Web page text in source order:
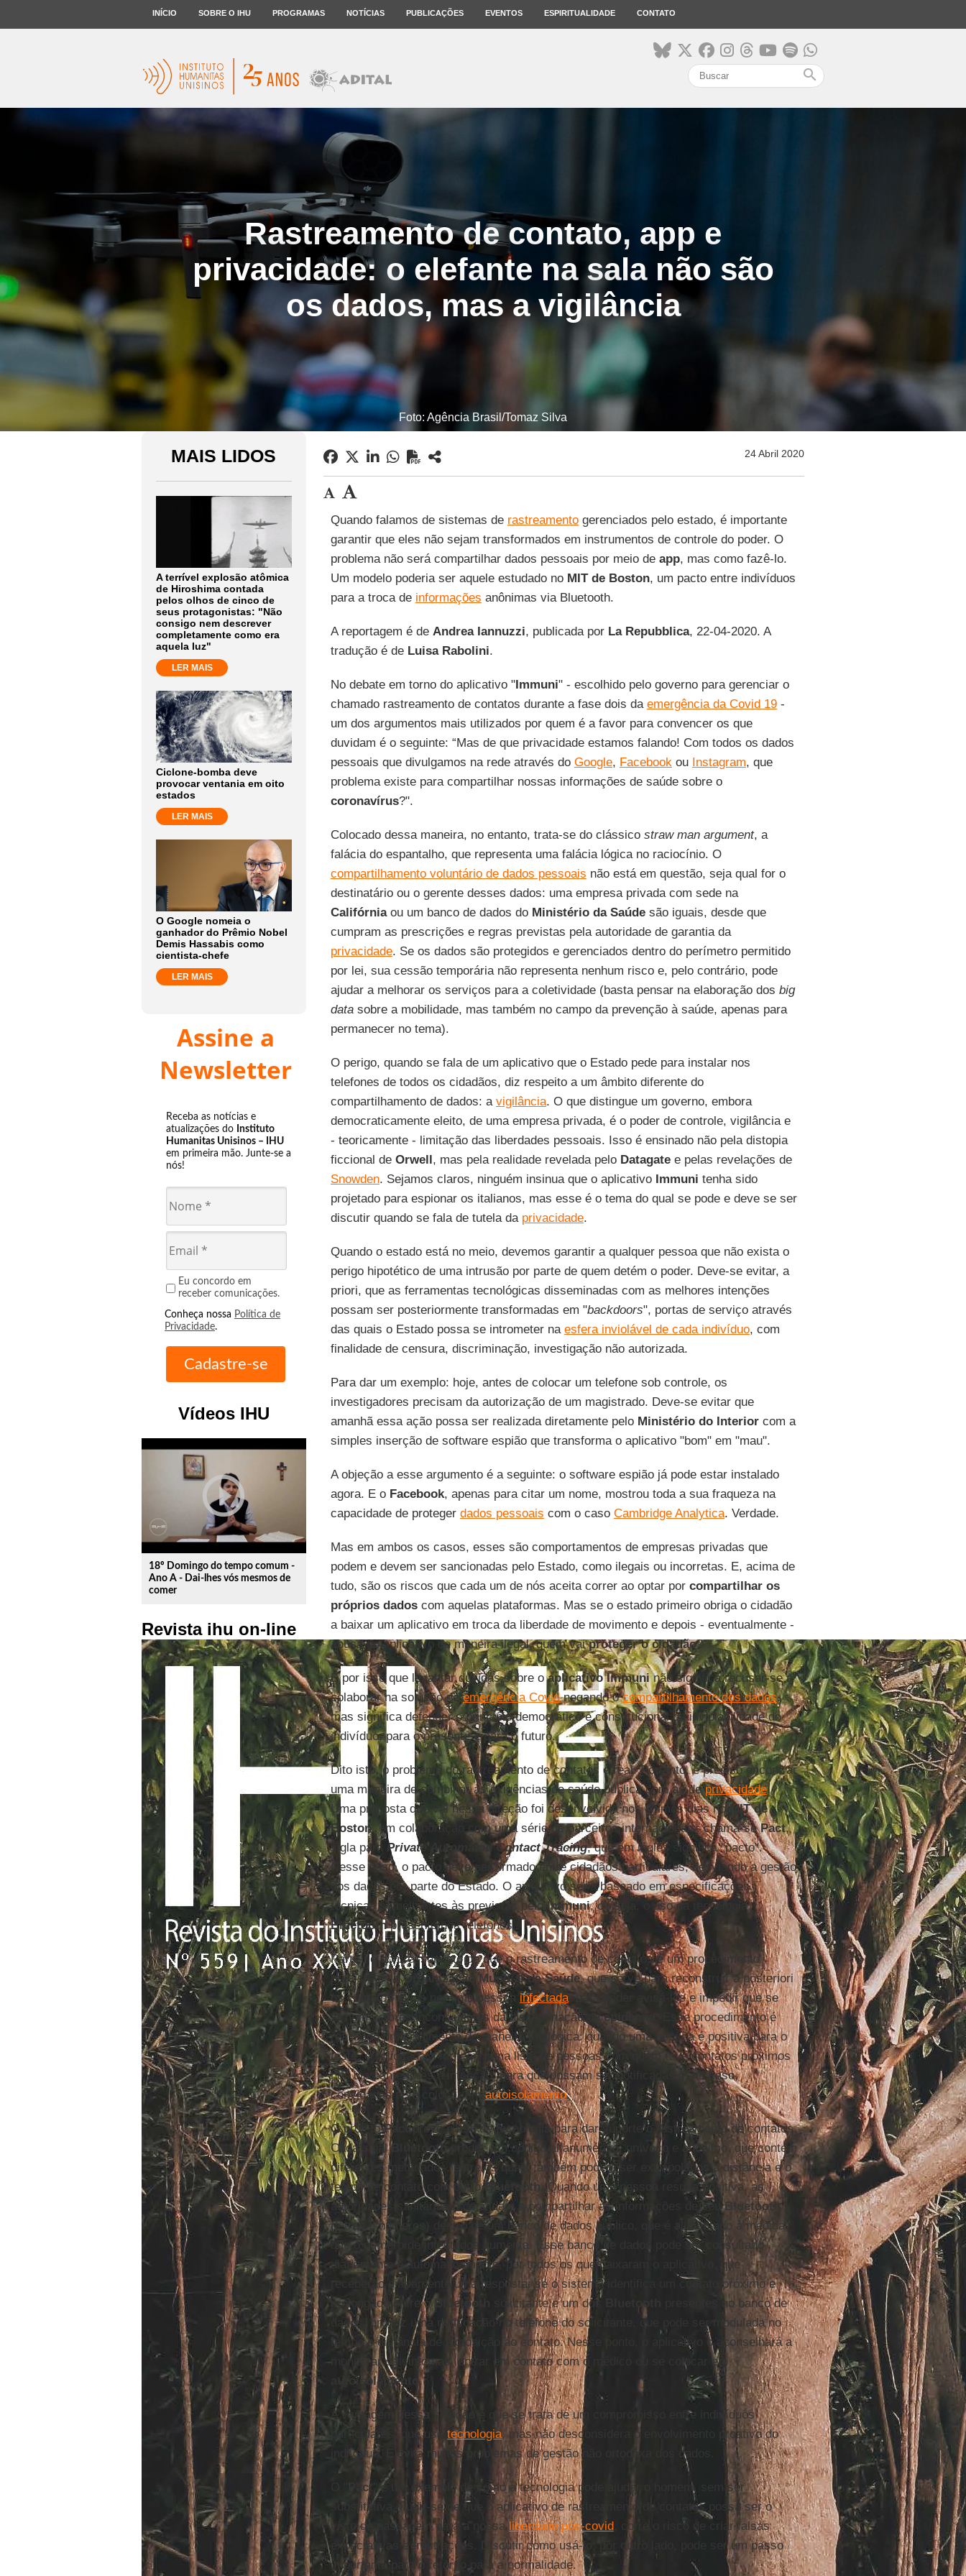
INÍCIO SOBRE O IHU PROGRAMAS NOTÍCIAS PUBLICAÇÕES EVENTOS ESPIRITUALIDADE CONTATO
search
Rastreamento de contato, app e
privacidade: o elefante na sala não são
os dados, mas a vigilância
Foto: Agência Brasil/Tomaz Silva
MAIS LIDOS
A terrível explosão atômica
de Hiroshima contada
pelos olhos de cinco de
seus protagonistas: "Não
consigo nem descrever
completamente como era
aquela luz"
LER MAIS
Ciclone-bomba deve
provocar ventania em oito
estados
LER MAIS
O Google nomeia o
ganhador do Prêmio Nobel
Demis Hassabis como
cientista-chefe
LER MAIS
Assine a
Newsletter
Receba as notícias e
atualizações do Instituto
Humanitas Unisinos – IHU
em primeira mão. Junte-se a
nós!
Eu concordo em
receber comunicações.
Conheça nossa Política de
Privacidade.
Vídeos IHU
play_circle_outline
18º Domingo do tempo comum -
Ano A - Dai-lhes vós mesmos de
comer
Revista ihu on-line
24 Abril 2020
Quando falamos de sistemas de rastreamentogerenciados pelo estado, é importante
garantir que eles não sejam transformados em instrumentos de controle do poder. O
problema não será compartilhar dados pessoais por meio de app, mas como fazê-lo.
Um modelo poderia ser aquele estudado no MIT de Boston, um pacto entre indivíduos
para a troca de informações anônimas via Bluetooth.
A reportagem é de Andrea Iannuzzi, publicada por La Repubblica, 22-04-2020. A
tradução é de Luisa Rabolini.
No debate em torno do aplicativo "Immuni" - escolhido pelo governo para gerenciar o
chamado rastreamento de contatos durante a fase dois da emergência da Covid 19-
um dos argumentos mais utilizados por quem é a favor para convencer os que
duvidam é o seguinte: “Mas de que privacidade estamos falando! Com todos os dados
pessoais que divulgamos na rede através do Google, Facebookou Instagram, que
problema existe para compartilhar nossas informações de saúde sobre o
coronavírus?".
Colocado dessa maneira, no entanto, trata-se do clássico straw man argument, a
falácia do espantalho, que representa uma falácia lógica no raciocínio. O
compartilhamento voluntário de dados pessoais não está em questão, seja qual for o
destinatário ou o gerente desses dados: uma empresa privada com sede na
Califórniaou um banco de dados do Ministério da Saúdesão iguais, desde que
cumpram as prescrições e regras previstas pela autoridade de garantia da
privacidade. Se os dados são protegidos e gerenciados dentro do perímetro permitido
por lei, sua cessão temporária não representa nenhum risco e, pelo contrário, pode
ajudar a melhorar os serviços para a coletividade (basta pensar na elaboração dos big
datasobre a mobilidade, mas também no campo da prevenção à saúde, apenas para
permanecer no tema).
O perigo, quando se fala de um aplicativo que o Estado pede para instalar nos
telefones de todos os cidadãos, diz respeito a um âmbito diferente do
compartilhamento de dados: a vigilância. O que distingue um governo, embora
democraticamente eleito, de uma empresa privada, é o poder de controle, vigilância e
- teoricamente - limitação das liberdades pessoais. Isso é ensinado não pela distopia
ficcional de Orwell, mas pela realidade revelada pelo Datagatee pelas revelações de
Snowden. Sejamos claros, ninguém insinua que o aplicativo Immuni tenha sido
projetado para espionar os italianos, mas esse é o tema do qual se pode e deve se ser
discutir quando se fala de tutela da privacidade.
Quando o estado está no meio, devemos garantir a qualquer pessoa que não exista o
perigo hipotético de uma intrusão por parte de quem detém o poder. Deve-se evitar, a
priori, que as ferramentas tecnológicas disseminadas com as melhores intenções
possam ser posteriormente transformadas em "backdoors", portas de serviço através
das quais o Estado possa se intrometer na esfera inviolável de cada indivíduo, com
finalidade de censura, discriminação, investigação não autorizada.
Para dar um exemplo: hoje, antes de colocar um telefone sob controle, os
investigadores precisam da autorização de um magistrado. Deve-se evitar que
amanhã essa ação possa ser realizada diretamente pelo Ministério do Interiorcom a
simples inserção de software espião que transforma o aplicativo "bom" em "mau".
A objeção a esse argumento é a seguinte: o software espião já pode estar instalado
agora. E o Facebook, apenas para citar um nome, mostrou toda a sua fraqueza na
capacidade de proteger dados pessoais com o caso Cambridge Analytica. Verdade.
Mas em ambos os casos, esses são comportamentos de empresas privadas que
podem e devem ser sancionadas pelo Estado, como ilegais ou incorretas. E, acima de
tudo, são os riscos que cada um de nós aceita correr ao optar por compartilhar os
próprios dadoscom aquelas plataformas. Mas se o estado primeiro obriga o cidadão
a baixar um aplicativo em troca da liberdade de movimento e depois - eventualmente -
abusa do aplicativo de maneira ilegal, quem vaiproteger o cidadão?
É por isso que levantar dúvidas sobre oaplicativo Immuninão significa recusar-se a
colaborar na solução deemergência Covidnegando ocompartilhamento dos dados,
mas significa defender o princípio democrático e constitucional da inviolabilidade do
indivíduo, para o presente e para o futuro.
Dito isto, o problema do rastreamento de contatos é real. Portanto, é preciso encontrar
uma maneira de combinar as exigências de saúde pública com as deprivacidade.
Uma proposta que vai nessa direção foi desenvolvida nos últimos dias noMIT de
Boston, em colaboração com uma série de parceiros internacionais: chama-sePact,
sigla para Private Automated Contact Tracing, que em inglês significa "pacto".
Nesse caso, o pacto deve ser firmado entre cidadãos particulares, desviando a gestão
dos dados por parte do Estado. O aplicativo seria baseado em especificações
técnicas semelhantes às previstas peloImmuni, ou seja, o uso da tecnologia
Bluetoothpresente nos telefones.
Parte-se do pressuposto de que o rastreamento de contatos é um procedimento
previsto pelaOrganização Mundial da Saúde, que serve para reconstruir a posteriori
os contatos feitos por uma pessoa infectada, para poder avisá-los e impedir que se
tornem vetores inconscientes da disseminação daepidemia
. Esse procedimento é
realizado principalmente de maneira analógica: quando uma pessoa é positiva para o
teste, é solicitada a fornecer uma lista de pessoas com quem teve contatos próximos
nos dias anteriores à infecção, para que possam ser notificadas e, no caso,
convidadas a se colocar emautoisolamento.
O projetoPactprevê o uso de tecnologia para dar suporte o rastreamento de contatos.
Cada sinalBluetoothproduz um código alfanumérico, unívoco e anônimo, que contém
diferentes metadados, entre os quais também podem ser extrapolados a distância e o
tempo de contato com outroBluetooth. Quando uma pessoa resulta positiva, as
autoridades sanitárias o convidam a compartilhar as informações de seuBluetooth
(letras e números) dentro de um banco de dados público, que é alimentado à medida
que o número de infectados aumenta. Esse banco de dados pode ser consultado,
diariamente e automaticamente, por todos os que baixaram o aplicativo, que
receberão diariamente uma resposta: se o sistema identifica um contato próximo e
prolongado entre oBluetooth solicitante e um dos Bluetooth
presentes no banco de
dados, produz uma notificação no telefone do solicitante, que pode ser modulada no
tempo e distância de exposição ao contato. Nesse ponto, o aplicativo o aconselhará a
monitorar os sintomas, entrar em contato com o médico ou se colocar em
autoisolamento.
A vantagem dessa solução é que se trata de um compromisso entre indivíduos
particulares, que usa tecnologia, mas não desconsidera o envolvimento proativo do
indivíduo. E evita muitos problemas de gestão não ortodoxa dos dados.
Pact " é um exemplo de como a tecnologia pode ajudar o homem, sem ser
substitutiva. Iludir-se de que o aplicativo de rastreamento de contatos possa ser o
visto de passagem para a nossaliberdade pós-covid, corre o risco de criar falsas
expectativas e frustrações. Discutir como usá-lo, por outro lado, pode ser um passo
importante para o retorno para a normalidade.